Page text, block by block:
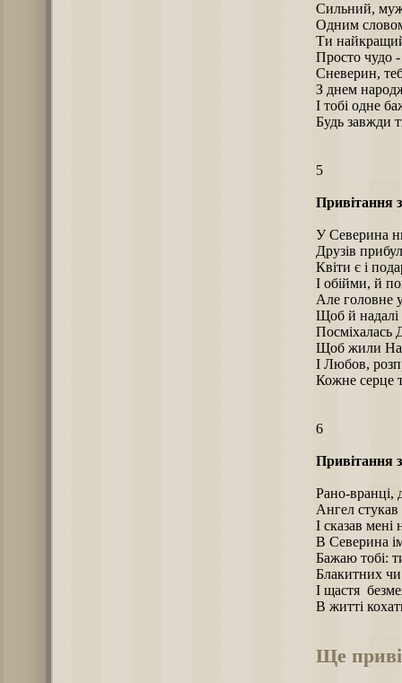
Сильний,
Одним
Ти найкращий
Просто чудо
Сневерин,
З днем
І тобі одне
Будь завжди
5
Привітання
У Северина
Друзів
Квіти є і
І обійми, й
Але головне
Щоб й
Посміхалась
Щоб жили
І Любов,
Кожне серце
6
Привітання
Рано-вранці,
Ангел стукав
І сказав мені
В Северина
Бажаю тобі:
Блакитних
І щастя
В житті
Ще